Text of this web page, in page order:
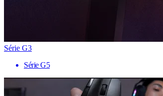
Série G3
Série G5